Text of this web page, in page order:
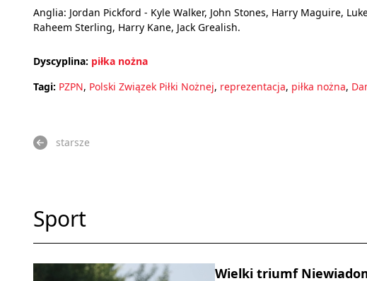
Anglia: Jordan Pickford - Kyle Walker, John Stones, Harry Maguire,
Raheem Sterling, Harry Kane, Jack Grealish.
Dyscyplina: piłka nożna
Tagi: PZPN, Polski Związek Piłki Nożnej, reprezentacja, piłka nożna,
starsze
Sport
Wielki triumf